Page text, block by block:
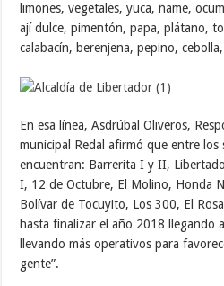
limones, vegetales, yuca, ñame,
ají dulce, pimentón, papa, plátano,
calabacín, berenjena, pepino,
En esa línea, Asdrúbal Oliveros,
municipal Redal afirmó que entre los
encuentran: Barrerita I y II,
I, 12 de Octubre, El Molino, Honda
Bolívar de Tocuyito, Los 300, El
hasta finalizar el año 2018 llegando
llevando más operativos para
gente”.